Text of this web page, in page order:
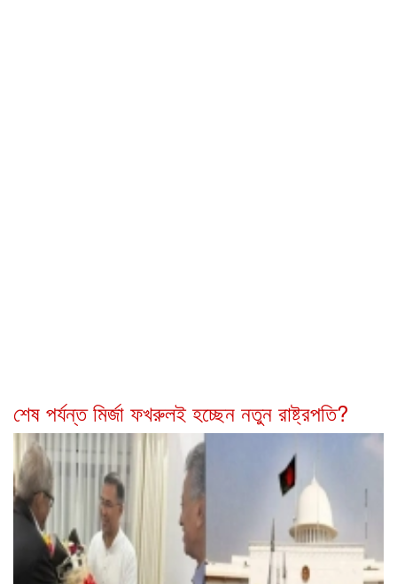
শেষ পর্যন্ত মির্জা ফখরুলই হচ্ছেন নতুন রাষ্ট্রপতি?